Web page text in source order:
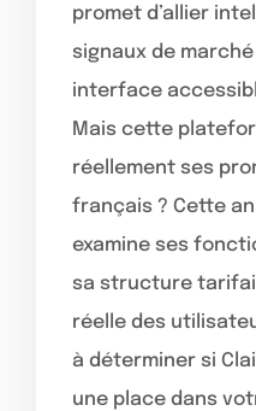
promet d’allier
signaux de
interface
Mais cette
réellement ses
français ? Cette
examine ses
sa structure
réelle des
à déterminer si
une place dans